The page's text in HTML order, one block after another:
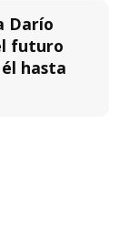
Darío
futuro
hasta